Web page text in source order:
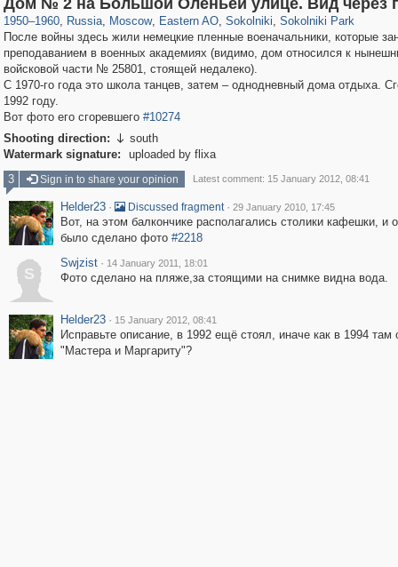
Дом № 2 на Большой Оленьей улице. Вид через
1950–1960, Russia, Moscow, Eastern AO, Sokolniki, Sokolniki Park
После войны здесь жили немецкие пленные военачальники, которые
преподаванием в военных академиях (видимо, дом относился к
войсковой части № 25801, стоящей недалеко).
С 1970-го года это школа танцев, затем – однодневный дома отдыха.
1992 году.
Вот фото его сгоревшего #10274
Shooting direction:  south
Watermark signature:
uploaded by flixa
3
Sign in to share your opinion Latest comment: 15 January 2012, 08:41
Helder23 · Discussed fragment · 29 January 2010, 17:45
Вот, на этом балкончике располагались столики кафешки, и
было сделано фото #2218
S
Swjzist · 14 January 2011, 18:01
Фото сделано на пляже,за стоящими на снимке видна вода.
Helder23 · 15 January 2012, 08:41
Исправьте описание, в 1992 ещё стоял, иначе как в 1994 там
"Мастера и Маргариту"?